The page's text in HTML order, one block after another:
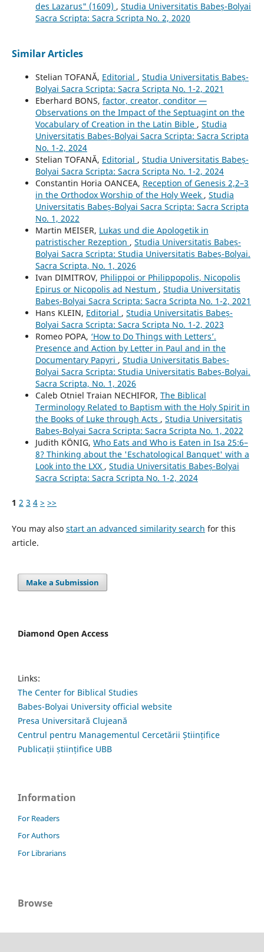
des Lazarus" (1609) , Studia Universitatis Babeș-Bolyai
Sacra Scripta: Sacra Scripta No. 2, 2020
Similar Articles
Stelian TOFANĂ, Editorial , Studia Universitatis Babeș-
Bolyai Sacra Scripta: Sacra Scripta No. 1-2, 2021
Eberhard BONS, factor, creator, conditor —
Observations on the Impact of the Septuagint on the
Vocabulary of Creation in the Latin Bible , Studia
Universitatis Babeș-Bolyai Sacra Scripta: Sacra Scripta
No. 1-2, 2024
Stelian TOFANĂ, Editorial , Studia Universitatis Babeș-
Bolyai Sacra Scripta: Sacra Scripta No. 1-2, 2024
Constantin Horia OANCEA, Reception of Genesis 2,2–3
in the Orthodox Worship of the Holy Week , Studia
Universitatis Babeș-Bolyai Sacra Scripta: Sacra Scripta
No. 1, 2022
Martin MEISER, Lukas und die Apologetik in
patristischer Rezeption , Studia Universitatis Babeș-
Bolyai Sacra Scripta: Studia Universitatis Babeș-Bolyai.
Sacra Scripta, No. 1, 2026
Ivan DIMITROV, Philippoi or Philippopolis, Nicopolis
Epirus or Nicopolis ad Nestum , Studia Universitatis
Babeș-Bolyai Sacra Scripta: Sacra Scripta No. 1-2, 2021
Hans KLEIN, Editorial , Studia Universitatis Babeș-
Bolyai Sacra Scripta: Sacra Scripta No. 1-2, 2023
Romeo POPA, ‘How to Do Things with Letters’.
Presence and Action by Letter in Paul and in the
Documentary Papyri , Studia Universitatis Babeș-
Bolyai Sacra Scripta: Studia Universitatis Babeș-Bolyai.
Sacra Scripta, No. 1, 2026
Caleb Otniel Traian NECHIFOR, The Biblical
Terminology Related to Baptism with the Holy Spirit in
the Books of Luke through Acts , Studia Universitatis
Babeș-Bolyai Sacra Scripta: Sacra Scripta No. 1, 2022
Judith KÖNIG, Who Eats and Who is Eaten in Isa 25:6–
8? Thinking about the 'Eschatological Banquet' with a
Look into the LXX , Studia Universitatis Babeș-Bolyai
Sacra Scripta: Sacra Scripta No. 1-2, 2024
1 2 3 4 > >>
You may also start an advanced similarity search for this
article.
Make a Submission
Diamond Open Access
Links:
The Center for Biblical Studies
Babes-Bolyai University official website
Presa Universitară Clujeană
Centrul pentru Managementul Cercetării Științifice
Publicații științifice UBB
Information
For Readers
For Authors
For Librarians
Browse